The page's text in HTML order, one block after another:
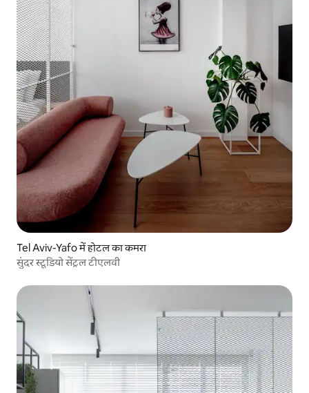
Tel Aviv-Yafo में होटल का कमरा
सुंदर स्टूडियो सेंट्रल टीएलवी